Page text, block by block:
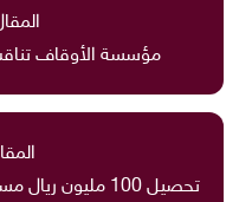
مؤسسة الأوقاف
تحصيل 100